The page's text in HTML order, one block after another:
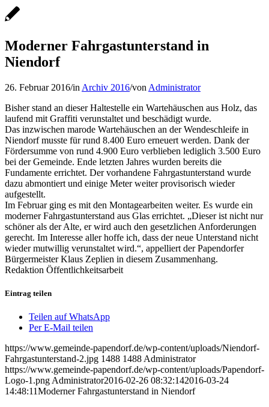
Moderner Fahrgastunterstand in
Niendorf
26. Februar 2016/in Archiv 2016/von Administrator
Bisher stand an dieser Haltestelle ein Wartehäuschen aus Holz, das
laufend mit Graffiti verunstaltet und beschädigt wurde.
Das inzwischen marode Wartehäuschen an der Wendeschleife in
Niendorf musste für rund 8.400 Euro erneuert werden. Dank der
Fördersumme von rund 4.900 Euro verblieben lediglich 3.500 Euro
bei der Gemeinde. Ende letzten Jahres wurden bereits die
Fundamente errichtet. Der vorhandene Fahrgastunterstand wurde
dazu abmontiert und einige Meter weiter provisorisch wieder
aufgestellt.
Im Februar ging es mit den Montagearbeiten weiter. Es wurde ein
moderner Fahrgastunterstand aus Glas errichtet. „Dieser ist nicht nur
schöner als der Alte, er wird auch den gesetzlichen Anforderungen
gerecht. Im Interesse aller hoffe ich, dass der neue Unterstand nicht
wieder mutwillig verunstaltet wird.“, appelliert der Papendorfer
Bürgermeister Klaus Zeplien in diesem Zusammenhang.
Redaktion Öffentlichkeitsarbeit
Eintrag teilen
Teilen auf WhatsApp
Per E-Mail teilen
https://www.gemeinde-papendorf.de/wp-content/uploads/Niendorf-
Fahrgastunterstand-2.jpg 1488 1488 Administrator
https://www.gemeinde-papendorf.de/wp-content/uploads/Papendorf-
Logo-1.png Administrator2016-02-26 08:32:142016-03-24
14:48:11Moderner Fahrgastunterstand in Niendorf